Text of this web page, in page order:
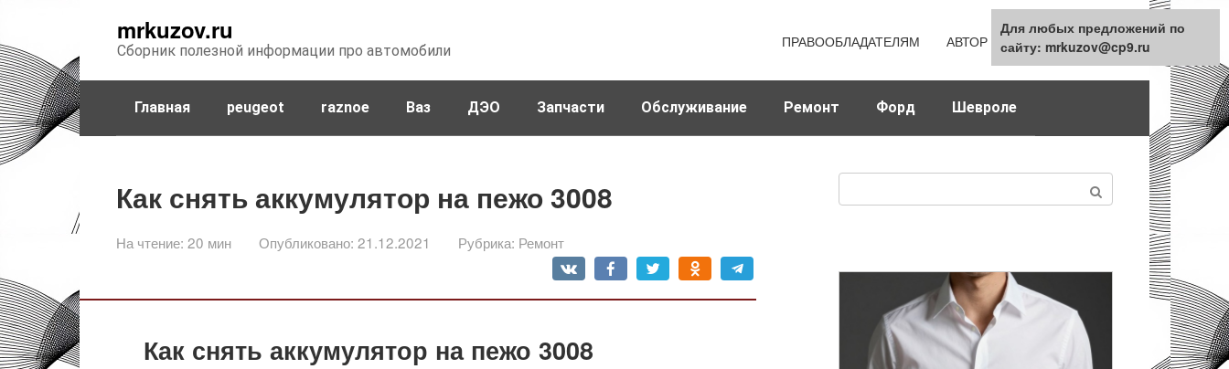
контенту
mrkuzov.ru
Сборник полезной информации про автомобили
ПРАВООБЛАДАТЕЛЯМ АВТОР КАРТА САЙТА
Главная peugeot raznoe Ваз ДЭО Запчасти Обслуживание Ремонт Форд Шевроле
Как снять аккумулятор на пежо 3008
На чтение: 20 мин Опубликовано: 21.12.2021 Рубрика: Ремонт
Как снять аккумулятор на пежо 3008
Для любых предложений по
сайту: mrkuzov@cp9.ru
Для любых предложений по
сайту: mrkuzov@cp9.ru